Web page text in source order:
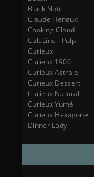
Black Note
Claude Henaux
Cooking Cloud
Cult Line - Pulp
Curieux
Curieux 1900
Curieux Astrale
Curieux Dessert
Curieux Natural
Curieux Yumé
Curieux Hexagone
Dinner Lady